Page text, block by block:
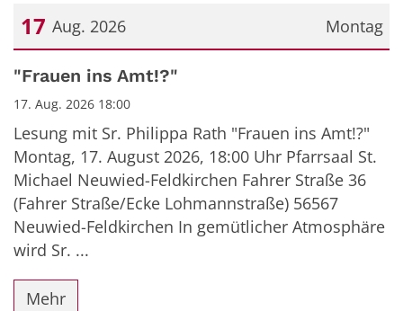
Montag
17 Aug. 2026
Datum: 17. August 2026
"Frauen ins Amt!?"
17. Aug. 2026 18:00
Lesung mit Sr. Philippa Rath "Frauen ins Amt!?"
Montag, 17. August 2026, 18:00 Uhr Pfarrsaal St.
Michael Neuwied-Feldkirchen Fahrer Straße 36
(Fahrer Straße/Ecke Lohmannstraße) 56567
Neuwied-Feldkirchen In gemütlicher Atmosphäre
wird Sr. ...
Mehr